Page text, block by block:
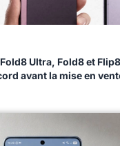
Ultra, Fold8 et
avant la mise en